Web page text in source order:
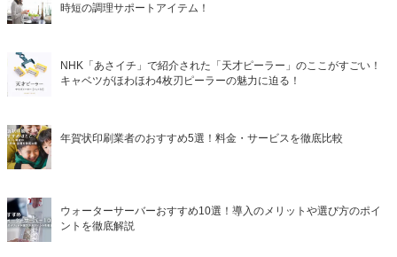
時短の調理サポートアイテム！
NHK「あさイチ」で紹介された「天才ピーラー」のここがすごい！
キャベツがほわほわ4枚刃ピーラーの魅力に迫る！
年賀状印刷業者のおすすめ5選！料金・サービスを徹底比較
ウォーターサーバーおすすめ10選！導入のメリットや選び方のポイ
ントを徹底解説